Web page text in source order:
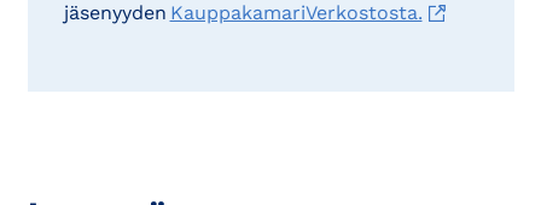
jäsenyyden KauppakamariVerkostosta.